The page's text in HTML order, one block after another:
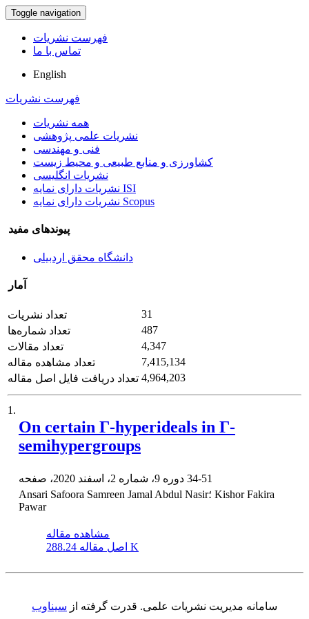
Toggle navigation
فهرست نشریات
تماس با ما
English
فهرست نشریات
همه نشریات
نشریات علمی پژوهشی
فنی و مهندسی
کشاورزی و منابع طبیعی و محیط زیست
نشریات انگلیسی
نشریات دارای نمایه ISI
نشریات دارای نمایه Scopus
پیوندهای مفید
دانشگاه محقق اردبیلی
آمار
تعداد نشریات
31
تعداد شماره‌ها
487
تعداد مقالات
4,347
تعداد مشاهده مقاله
7,415,134
تعداد دریافت فایل اصل مقاله 4,964,203
1.
On certain Γ-hyperideals in Γ-
semihypergroups
34-51
Ansari Safoora Samreen Jamal Abdul Nasir؛ Kishor Fakira
Pawar
مشاهده مقاله
اصل مقاله 288.24 K
سامانه مدیریت نشریات علمی. قدرت گرفته از سیناوب